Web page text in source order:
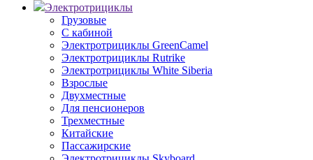
Электротрициклы
Грузовые
С кабиной
Электротрициклы GreenCamel
Электротрициклы Rutrike
Электротрициклы White Siberia
Взрослые
Двухместные
Для пенсионеров
Трехместные
Китайские
Пассажирские